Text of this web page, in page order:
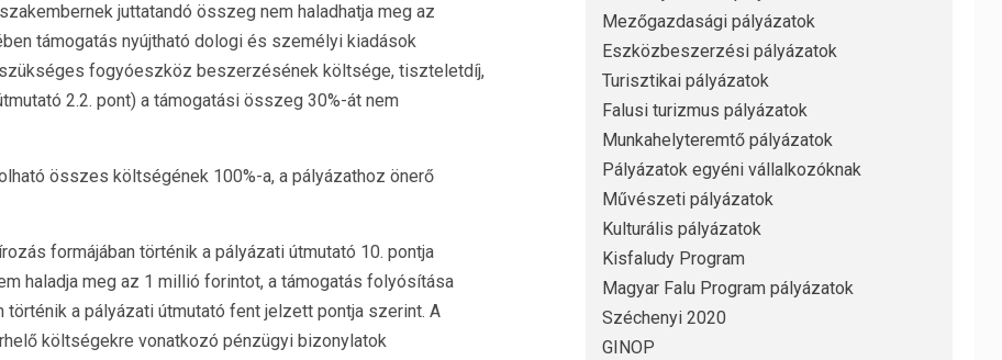
juttatandó összeg nem haladhatja meg az
támogatás nyújtható dologi és személyi kiadások
fogyóeszköz beszerzésének költsége, tiszteletdíj,
2.2. pont) a támogatási összeg 30%-át nem
összes költségének 100%-a, a pályázathoz önerő
formájában történik a pályázati útmutató 10. pontja
haladja meg az 1 millió forintot, a támogatás folyósítása
a pályázati útmutató fent jelzett pontja szerint. A
költségekre vonatkozó pénzügyi bizonylatok
Mezőgazdasági pályázatok
Eszközbeszerzési pályázatok
Turisztikai pályázatok
Falusi turizmus pályázatok
Munkahelyteremtő pályázatok
Pályázatok egyéni vállalkozóknak
Művészeti pályázatok
Kulturális pályázatok
Kisfaludy Program
Magyar Falu Program pályázatok
Széchenyi 2020
GINOP